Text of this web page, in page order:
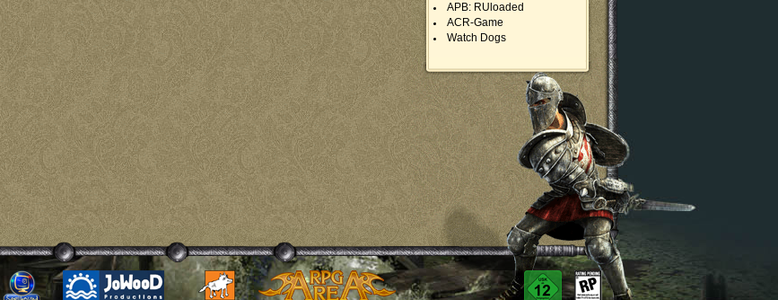
APB: RUloaded
ACR-Game
Watch Dogs